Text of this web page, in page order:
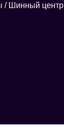
/ Шинный центр